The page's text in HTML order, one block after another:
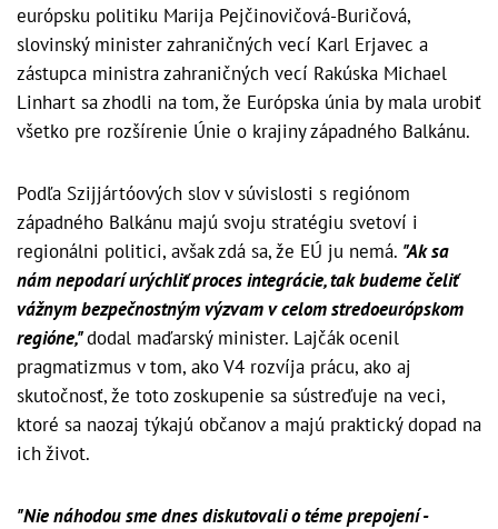
európsku politiku Marija Pejčinovičová-Buričová,
slovinský minister zahraničných vecí Karl Erjavec a
zástupca ministra zahraničných vecí Rakúska Michael
Linhart sa zhodli na tom, že Európska únia by mala urobiť
všetko pre rozšírenie Únie o krajiny západného Balkánu.
Podľa Szijjártóových slov v súvislosti s regiónom
západného Balkánu majú svoju stratégiu svetoví i
regionálni politici, avšak zdá sa, že EÚ ju nemá. "Ak sa
nám nepodarí urýchliť proces integrácie, tak budeme čeliť
vážnym bezpečnostným výzvam v celom stredoeurópskom
regióne,"dodal maďarský minister. Lajčák ocenil
pragmatizmus v tom, ako V4 rozvíja prácu, ako aj
skutočnosť, že toto zoskupenie sa sústreďuje na veci,
ktoré sa naozaj týkajú občanov a majú praktický dopad na
ich život.
"Nie náhodou sme dnes diskutovali o téme prepojení -